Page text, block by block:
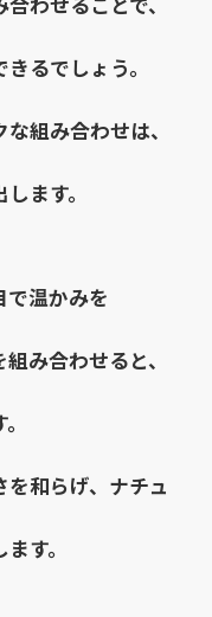
るでしょう。
組み合わせは、
ます。
温かみを
み合わせると、
和らげ、ナチュ
す。